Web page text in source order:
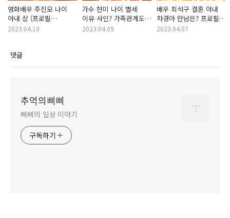
영화배우 주진모 나이
아내 상 (프로필
작품활동 필모그래피)
2023.04.10
가수 현미 나이 별세
이유 사인? 가족관계도
프로필 남편 노래
2023.04.09
배우 최석구 결혼 아내
차경아 만남은? 프로필
나이 작품활동 6시
2023.04.07
댓글
추억의삐삐
삐삐의 일상 이야기
구독하기